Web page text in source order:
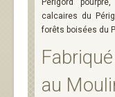
Périgord
calcaires du
forêts boisées du
au